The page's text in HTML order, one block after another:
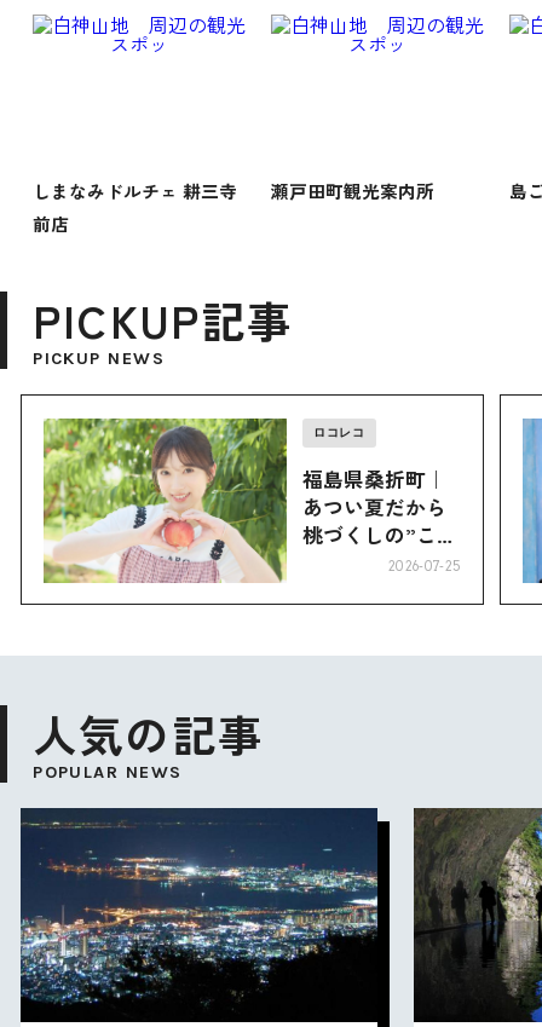
しまなみドルチェ 耕三寺
前店
瀬戸田町観光案内所 島
PICKUP記事
PICKUP NEWS
ロコレコ
福島県桑折町｜
あつい夏だから
桃づくしの”こお
2026-07-25
人気の記事
POPULAR NEWS